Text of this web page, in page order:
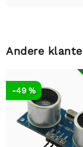
Andere
-49 %